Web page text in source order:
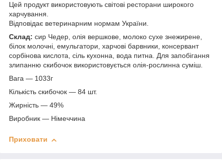
Цей продукт використовують світові ресторани широкого
харчування.
Відповідає ветеринарним нормам України.
Склад: сир Чедер, олія вершкове, молоко сухе знежирене,
білок молочні, емульгатори, харчові барвники, консервант
сорбінова кислота, сіль кухонна, вода питна. Для запобігання
злипанню скибочок використовується олія-рослинна суміш.
Вага — 1033г
Кількість скибочок — 84 шт.
Жирність — 49%
Виробник — Німеччина
Приховати